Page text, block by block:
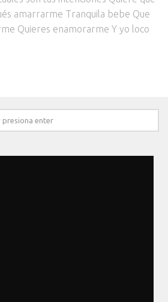
amarrarme Tranquila bebe Que
Quieres enamorarme Y yo loco